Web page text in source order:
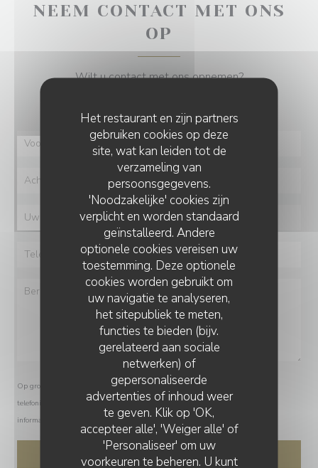
Het restaurant en zijn partners
gebruiken cookies op deze
site, wat kan leiden tot de
verzameling van
persoonsgegevens.
'Noodzakelijke' cookies zijn
verplicht en worden standaard
geïnstalleerd. Andere
optionele cookies vereisen uw
toestemming. Deze optionele
cookies worden gebruikt om
uw navigatie te analyseren,
het sitepubliek te meten,
functies te bieden (bijv.
gerelateerd aan sociale
netwerken) of
gepersonaliseerde
advertenties of inhoud weer
te geven. Klik op 'OK,
accepteer alle', 'Weiger alle' of
'Personaliseer' om uw
voorkeuren te beheren. U kunt
NEEM CONTACT MET ONS
OP
Wilt u contact met ons opnemen?
Op grond van de privacywetgeving heeft u het recht om u af te melden voor
telefonische marketing via het Bel-me-niet Register: bel-me-niet.nl
informatie over hoe wij uw gegevens verwerken, zie ons
privacybeleid
LE 77EME